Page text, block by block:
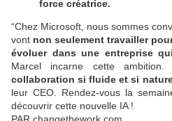
force créatrice.
“Chez Microsoft, nous sommes
vont non seulement travailler
évoluer dans une entreprise
Marcel incarne cette
collaboration si fluide et si
leur CEO. Rendez-vous la
découvrir cette nouvelle IA !